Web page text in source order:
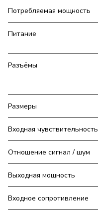
Потребляемая мощность
Питание
Разъёмы
Размеры
Входная чувствительность
Отношение сигнал / шум
Выходная мощность
Входное сопротивление